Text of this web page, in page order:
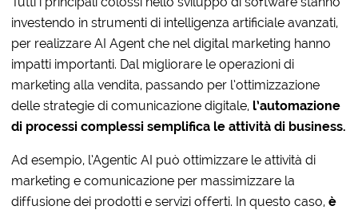
investendo in strumenti di intelligenza artificiale avanzati,
per realizzare AI Agent che nel digital marketing hanno
impatti importanti. Dal migliorare le operazioni di
marketing alla vendita, passando per l’ottimizzazione
delle strategie di comunicazione digitale, l’automazione
di processi complessi semplifica le attività di business.
Ad esempio, l’Agentic AI può ottimizzare le attività di
marketing e comunicazione per massimizzare la
diffusione dei prodotti e servizi offerti. In questo caso,è